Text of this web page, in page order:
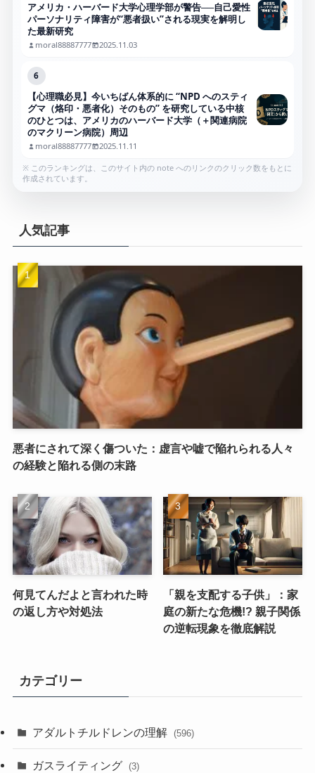
アメリカ・ハーバード大学心理学部が警告──自己愛性
パーソナリティ障害が“悪者扱い”される現実を解明し
た最新研究
moral88887777 2025.11.03
6
【心理職必見】今いちばん体系的に “NPD へのスティ
グマ（烙印・悪者化）そのもの” を研究している中核
のひとつは、アメリカのハーバード大学（＋関連病院
のマクリーン病院）周辺
moral88887777 2025.11.11
※ このランキングは、このサイト内の note へのリンクのクリック数をもとに
作成されています。
人気記事
悪者にされて深く傷ついた：虚言や嘘で陥れられる人々
の経験と陥れる側の末路
何見てんだよと言われた時
の返し方や対処法
「親を支配する子供」：家
庭の新たな危機!? 親子関係
の逆転現象を徹底解説
カテゴリー
アダルトチルドレンの理解 (596)
ガスライティング (3)